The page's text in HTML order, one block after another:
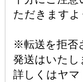
ただきますよ
※転送を拒否
発送はいたし
詳しくはヤマ